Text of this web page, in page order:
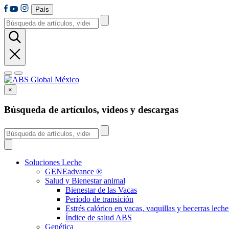
País
×
Búsqueda de artículos, videos y descargas
Soluciones Leche
GENEadvance ®
Salud y Bienestar animal
Bienestar de las Vacas
Período de transición
Estrés calórico en vacas, vaquillas y becerras
Índice de salud ABS
Genética